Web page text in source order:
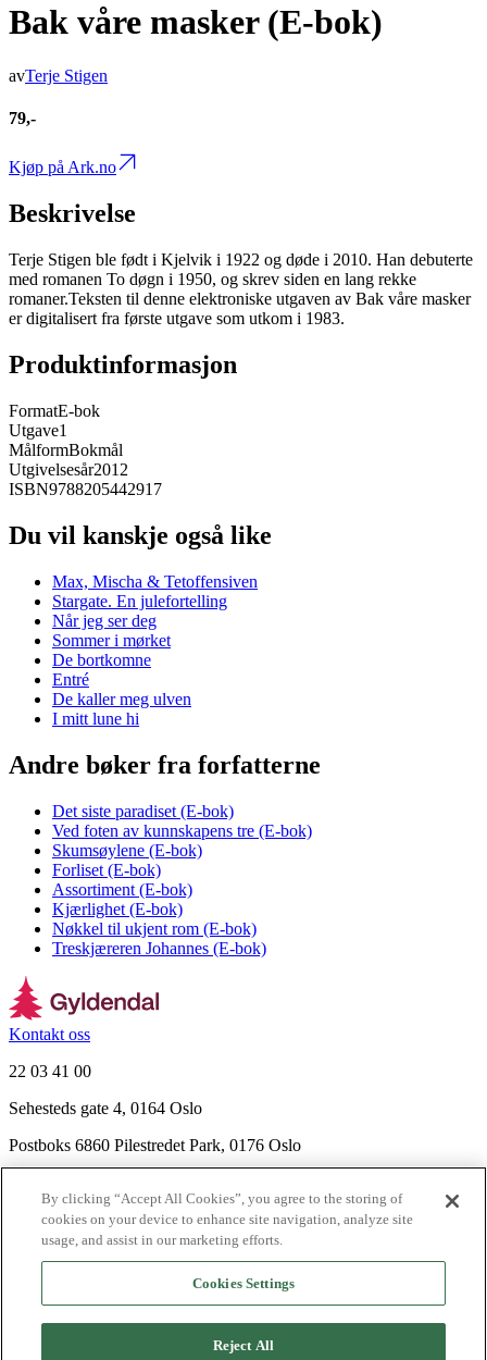
Bak våre masker (E-bok)
avTerje Stigen
79,-
Kjøp på Ark.no
Beskrivelse
Terje Stigen ble født i Kjelvik i 1922 og døde i 2010. Han debuterte
med romanen To døgn i 1950, og skrev siden en lang rekke
romaner.Teksten til denne elektroniske utgaven av Bak våre masker
er digitalisert fra første utgave som utkom i 1983.
Produktinformasjon
FormatE-bok
Utgave1
MålformBokmål
Utgivelsesår2012
ISBN9788205442917
Du vil kanskje også like
Max, Mischa & Tetoffensiven
Stargate. En julefortelling
Når jeg ser deg
Sommer i mørket
De bortkomne
Entré
De kaller meg ulven
I mitt lune hi
Andre bøker fra forfatterne
Det siste paradiset (E-bok)
Ved foten av kunnskapens tre (E-bok)
Skumsøylene (E-bok)
Forliset (E-bok)
Assortiment (E-bok)
Kjærlighet (E-bok)
Nøkkel til ukjent rom (E-bok)
Treskjæreren Johannes (E-bok)
Kontakt oss
22 03 41 00
Sehesteds gate 4, 0164 Oslo
Postboks 6860 Pilestredet Park, 0176 Oslo
Nyhetsbrev
Ledige stillinger
Send inn manus
By clicking “Accept All Cookies”, you agree to the storing of
cookies on your device to enhance site navigation, analyze site
usage, and assist in our marketing efforts.
Cookies Settings
Reject All